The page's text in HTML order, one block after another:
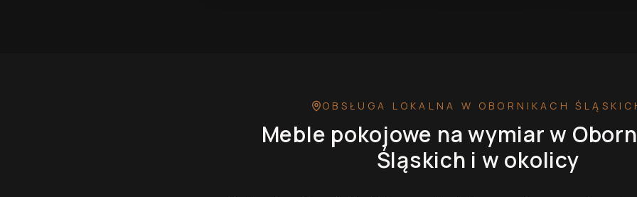
OBSŁUGA LOKALNA W OBORNIKACH
Meble pokojowe na wymiar w
Śląskich i w okolicy